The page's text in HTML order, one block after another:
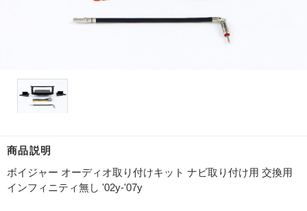
商品説明
ボイジャー オーディオ取り付けキット ナビ取り付け用 交換用
インフィニティ無し '02y-'07y